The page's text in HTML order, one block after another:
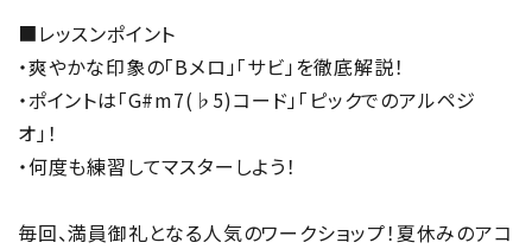
■レッスンポイント
・爽やかな印象の「Bメロ」「サビ」を徹底解説！
・ポイントは「G#m7(♭5)コード」「ピックでのアルペジ
オ」！
・何度も練習してマスターしよう！
毎回、満員御礼となる人気のワークショップ！夏休みのアコ